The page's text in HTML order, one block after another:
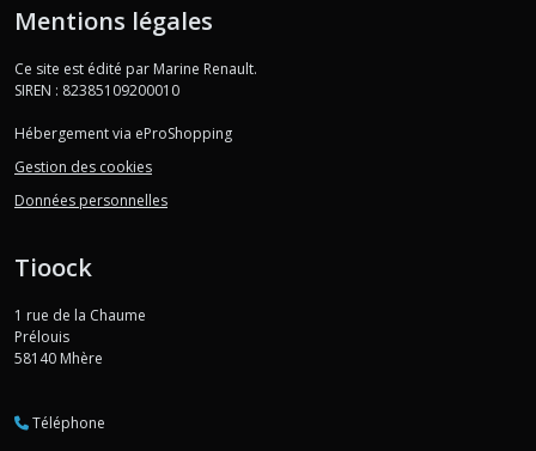
Mentions légales
Ce site est édité par Marine Renault.
SIREN : 82385109200010
Hébergement via eProShopping
Gestion des cookies
Données personnelles
Tioock
1 rue de la Chaume
Prélouis
58140 Mhère
Téléphone